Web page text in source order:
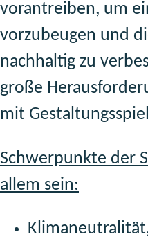
vorantreiben, um
vorzubeugen und
nachhaltig zu
große
mit
Schwerpunkte der
allem sein: